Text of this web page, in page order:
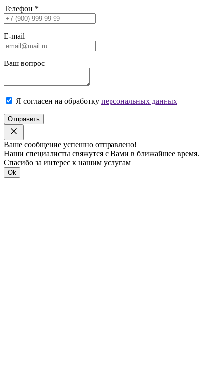
Телефон *
E-mail
Ваш вопрос
Я согласен на обработку персональных данных
Отправить
Ваше сообщение успешно отправлено!
Наши специалисты свяжутся с Вами в ближайшее время.
Спасибо за интерес к нашим услугам
Ok